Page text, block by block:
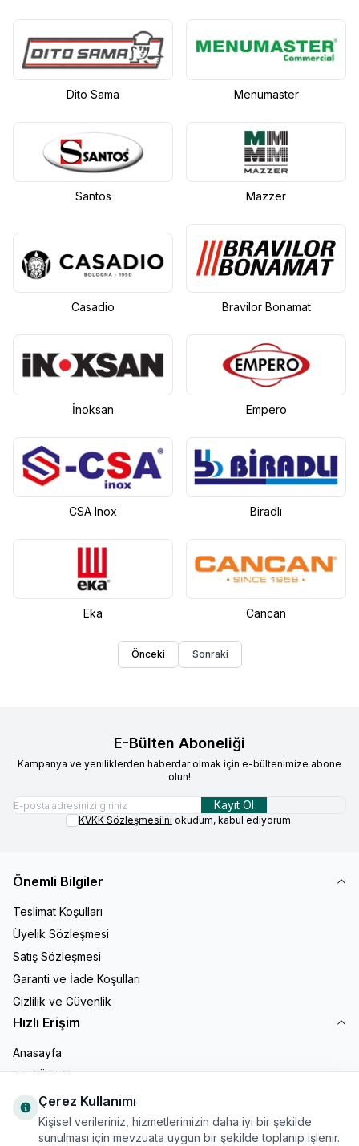
Dito Sama Menumaster
Santos Mazzer
Casadio Bravilor Bonamat
İnoksan Empero
CSA Inox Biradlı
Eka Cancan
Önceki Sonraki
E-Bülten Aboneliği
Kampanya ve yeniliklerden haberdar olmak için e-bültenimize abone
olun!
Kayıt Ol
KVKK Sözleşmesi'ni okudum, kabul ediyorum.
Önemli Bilgiler
Teslimat Koşulları
Üyelik Sözleşmesi
Satış Sözleşmesi
Garanti ve İade Koşulları
Gizlilik ve Güvenlik
Hızlı Erişim
Anasayfa
Yeni Ürünler
İndirimdekiler
Müşteri Hizmetleri
Sepetim
Çerez Kullanımı
Kişisel verileriniz, hizmetlerimizin daha iyi bir şekilde
sunulması için mevzuata uygun bir şekilde toplanıp işlenir.